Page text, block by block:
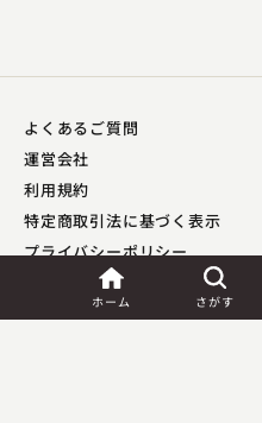
ホーム さがす
よくあるご質問
運営会社
利用規約
特定商取引法に基づく表示
プライバシーポリシー​
外部送信ポリシー